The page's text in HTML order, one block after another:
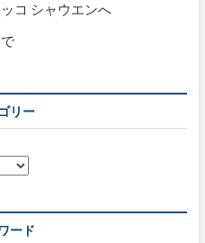
コ シャウエンへ
リー
ード